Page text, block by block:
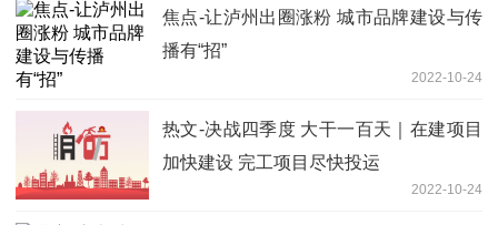
焦点-让泸州出圈涨粉 城市品牌建设与传
播有“招”
2022-10-24
热文-决战四季度 大干一百天｜在建项目
加快建设 完工项目尽快投运
2022-10-24